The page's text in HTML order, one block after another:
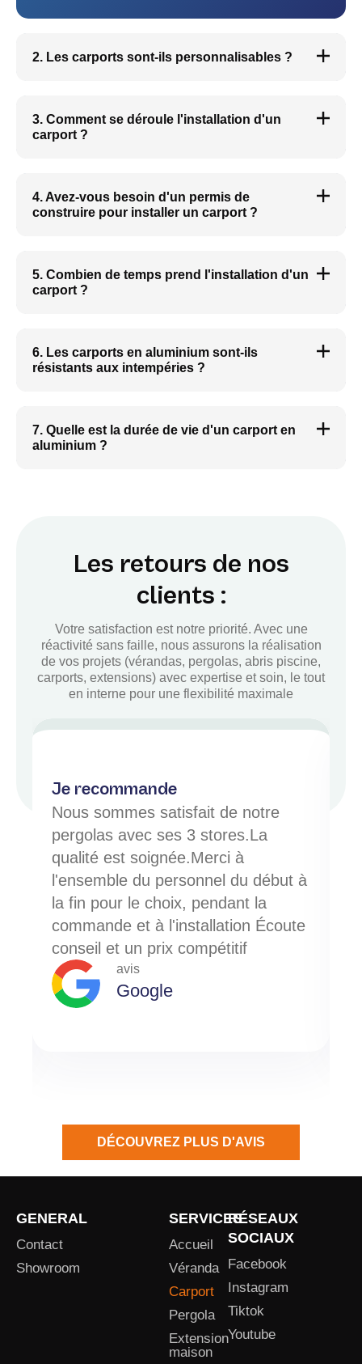
2. Les carports sont-ils personnalisables ?
3. Comment se déroule l'installation d'un
carport ?
4. Avez-vous besoin d'un permis de
construire pour installer un carport ?
5. Combien de temps prend l'installation d'un
carport ?
6. Les carports en aluminium sont-ils
résistants aux intempéries ?
7. Quelle est la durée de vie d'un carport en
aluminium ?
Les retours de nos
clients :
Votre satisfaction est notre priorité. Avec une
réactivité sans faille, nous assurons la réalisation
de vos projets (vérandas, pergolas, abris piscine,
carports, extensions) avec expertise et soin, le tout
en interne pour une flexibilité maximale
avis
Google
R
Je recommande
Nous sommes satisfait de notre
pergolas avec ses 3 stores.La
qualité est soignée.Merci à
l'ensemble du personnel du début à
la fin pour le choix, pendant la
commande et à l'installation Écoute
conseil et un prix compétitif
v
i
o
u
t
DÉCOUVREZ PLUS D'AVIS
GENERAL
Contact
Showroom
SERVICES
Accueil
Véranda
Carport
Pergola
Extension
maison
RÉSEAUX
SOCIAUX
Facebook
Instagram
Tiktok
Youtube